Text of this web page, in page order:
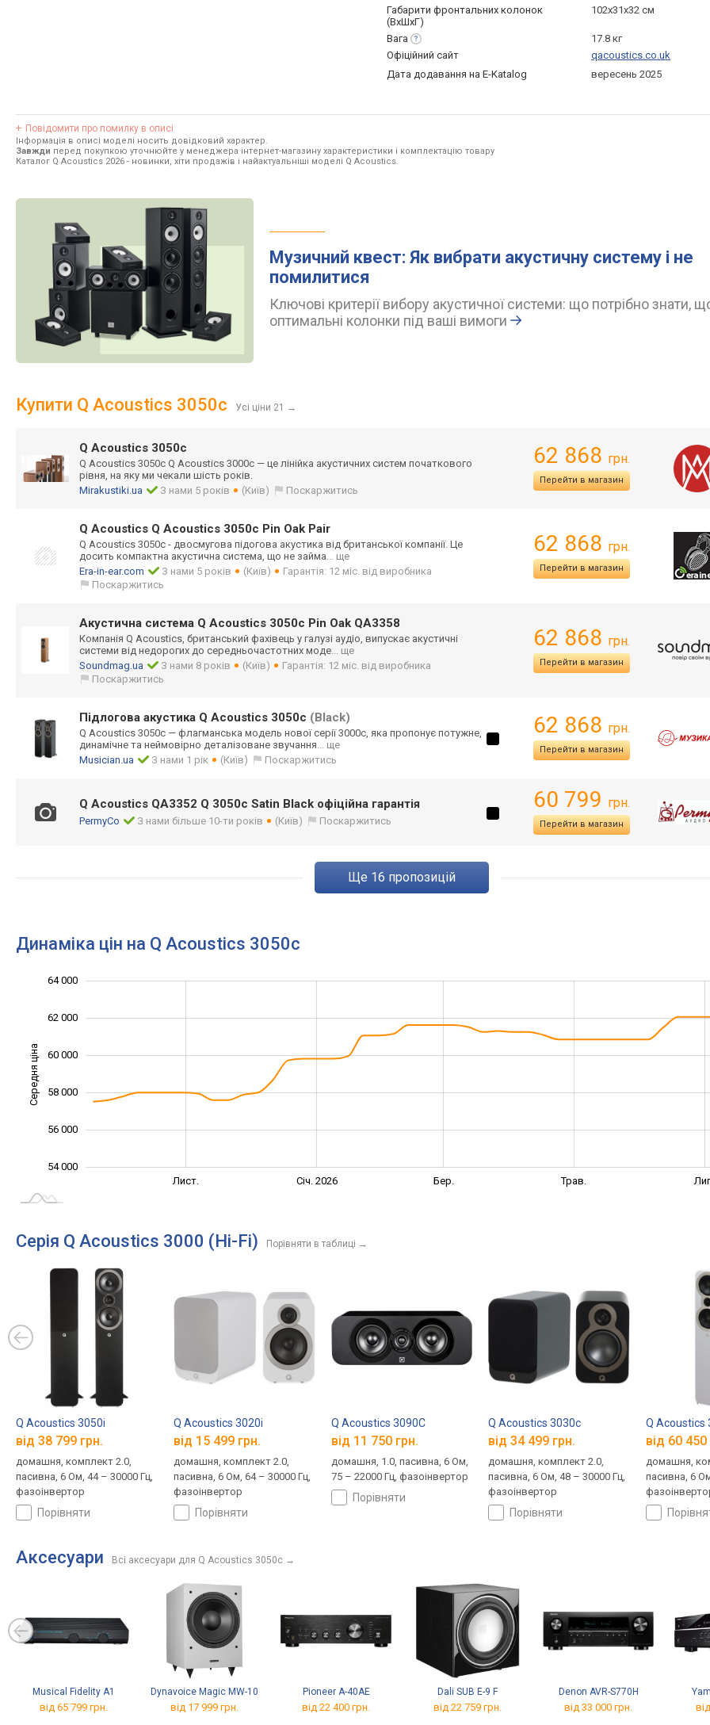
Габарити фронтальних колонок
(ВхШхГ)
102x31x32 см
Вага
17.8 кг
Офіційний сайт
qacoustics.co.uk
Дата додавання на E-Katalog
вересень 2025
Повідомити про помилку в описі
Інформація в описі моделі носить довідковий характер.
Завжди перед покупкою уточнюйте у менеджера інтернет-магазину характеристики і комплектацію товару
Каталог Q Acoustics 2026 - новинки, хіти продажів і найактуальніші моделі Q Acoustics.
Музичний квест: Як вибрати акустичну систему і не
помилитися
Ключові критерії вибору акустичної системи: що потрібно знати,
оптимальні колонки під ваші вимоги
Купити Q Acoustics 3050c Усі ціни 21 →
Q Acoustics 3050c
Q Acoustics 3050c Q Acoustics 3000c — це лінійка акустичних систем початкового
рівня, на яку ми чекали шість років.
Mirakustiki.ua
З нами 5 років (Київ) Поскаржитись
62 868 грн.
Перейти в магазин
Q Acoustics Q Acoustics 3050c Pin Oak Pair
Q Acoustics 3050c - двосмугова підогова акустика від британської компанії. Це
досить компактна акустична система, що не займа... ще
Era-in-ear.com
З нами 5 років (Київ)
Гарантія: 12 міс. від виробника
Поскаржитись
62 868 грн.
Перейти в магазин
Акустична система Q Acoustics 3050c Pin Oak QA3358
Компанія Q Acoustics, британський фахівець у галузі аудіо, випускає акустичні
системи від недорогих до середньочастотних моде... ще
Soundmag.ua
З нами 8 років (Київ)
Гарантія: 12 міс. від виробника
Поскаржитись
62 868 грн.
Перейти в магазин
Підлогова акустика Q Acoustics 3050c (Black)
Q Acoustics 3050c — флагманська модель нової серії 3000c, яка пропонує потужне,
динамічне та неймовірно деталізоване звучання... ще
Musician.ua
З нами 1 рік (Київ) Поскаржитись
62 868 грн.
Перейти в магазин
Q Acoustics QA3352 Q 3050c Satin Black офіційна гарантія
PermyCo З нами більше 10-ти років (Київ) Поскаржитись
60 799 грн.
Перейти в магазин
ще 16 пропозицій
Динаміка цін на Q Acoustics 3050c
Середня ціна
54 000
56 000
58 000
60 000
64 000
62 000
Лист. Січ. 2026 Бер. Трав.
Серія Q Acoustics 3000 (Hi-Fi) Порівняти в таблиці →
Q Acoustics 3050i
від 38 799 грн.
домашня, комплект 2.0,
пасивна, 6 Ом, 44 – 30000 Гц,
фазоінвертор
порівняти
Q Acoustics 3020i
від 15 499 грн.
домашня, комплект 2.0,
пасивна, 6 Ом, 64 – 30000 Гц,
фазоінвертор
порівняти
Q Acoustics 3090C
від 11 750 грн.
домашня, 1.0, пасивна, 6 Ом,
75 – 22000 Гц, фазоінвертор
порівняти
Q Acoustics 3030c
від 34 499 грн.
домашня, комплект 2.0,
пасивна, 6 Ом, 48 – 30000 Гц,
фазоінвертор
порівняти
Q Acoustics
від 60 450
домашня,
пасивна, 6
Аксесуари Всі аксесуари для Q Acoustics 3050c →
Musical Fidelity A1
від 65 799 грн.
Dynavoice Magic MW-10
від 17 999 грн.
Pioneer A-40AE
від 22 400 грн.
Dali SUB E-9 F
від 22 759 грн.
Denon AVR-S770H
від 33 000 грн.